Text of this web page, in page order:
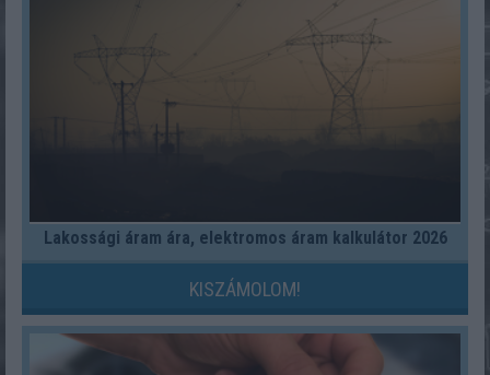
Lakossági áram ára, elektromos áram kalkulátor 2026
KISZÁMOLOM!